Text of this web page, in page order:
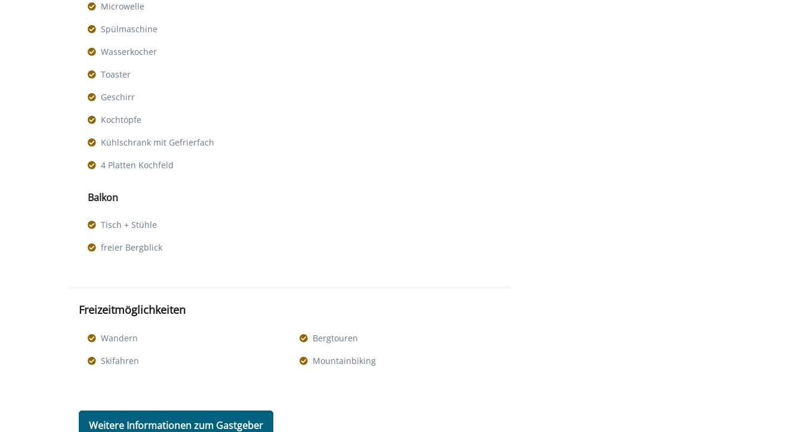
Microwelle
Spülmaschine
Wasserkocher
Toaster
Geschirr
Kochtöpfe
Kühlschrank mit Gefrierfach
4 Platten Kochfeld
Balkon
Tisch + Stühle
freier Bergblick
Freizeitmöglichkeiten
Wandern
Bergtouren
Skifahren
Mountainbiking
Weitere Informationen zum Gastgeber